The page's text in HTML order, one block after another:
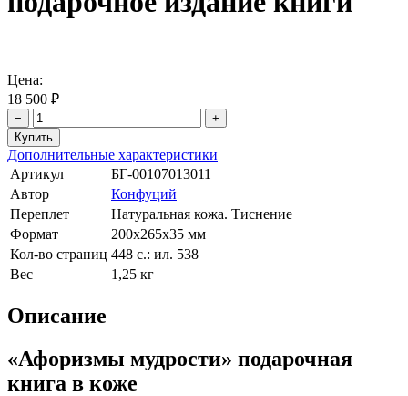
Цена:
18 500 ₽
− +
Дополнительные характеристики
Артикул
БГ-00107013011
Автор
Конфуций
Переплет
Натуральная кожа. Тиснение
Формат
200х265х35 мм
Кол-во страниц 448 с.: ил. 538
Вес
1,25 кг
Описание
«Афоризмы мудрости» подарочная
книга в коже